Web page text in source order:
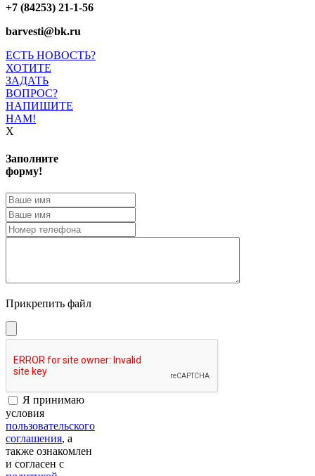
+7 (84253) 21-1-56
barvesti@bk.ru
ЕСТЬ НОВОСТЬ?
ХОТИТЕ
ЗАДАТЬ
ВОПРОС?
НАПИШИТЕ
НАМ!
X
Заполните
форму!
Прикрепить файл
Я принимаю
условия
пользовательского
соглашения, а
также ознакомлен
и согласен с